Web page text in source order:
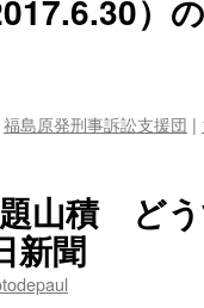
）
福島原発刑事訴訟支援団 |
山積 ど
新聞